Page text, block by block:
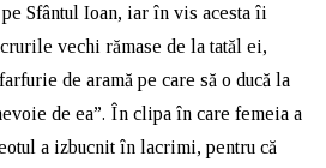
Sfântul Ioan, iar în vis acesta îi
vechi rămase de la tatăl ei,
de aramă pe care să o ducă la
de ea”. În clipa în care femeia a
a izbucnit în lacrimi, pentru că